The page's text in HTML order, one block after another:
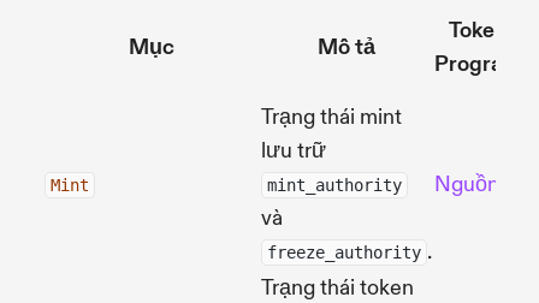
Mục Mô tả
Token
Program
Mint
Trạng thái mint
lưu trữ
mint_authority
và
freeze_authority .
Nguồn
Trạng thái token